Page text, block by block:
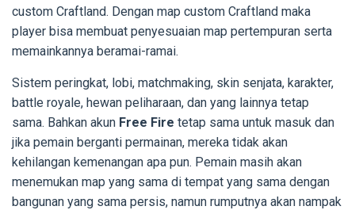
custom Craftland. Dengan map custom Craftland maka
player bisa membuat penyesuaian map pertempuran serta
memainkannya beramai-ramai.
Sistem peringkat, lobi, matchmaking, skin senjata, karakter,
battle royale, hewan peliharaan, dan yang lainnya tetap
sama. Bahkan akun Free Fire tetap sama untuk masuk dan
jika pemain berganti permainan, mereka tidak akan
kehilangan kemenangan apa pun. Pemain masih akan
menemukan map yang sama di tempat yang sama dengan
bangunan yang sama persis, namun rumputnya akan nampak